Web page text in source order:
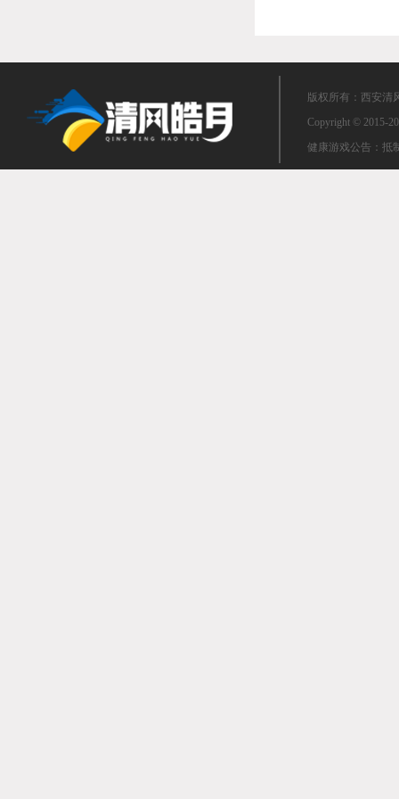
版权所有：西安清
Copyright © 2015-
健康游戏公告：抵